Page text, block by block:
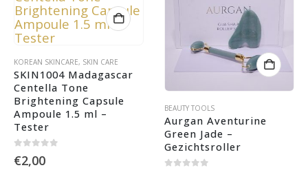
KOREAN SKINCARE, SKIN CARE
SKIN1004 Madagascar
Centella Tone
Brightening Capsule
Ampoule 1.5 ml –
Tester
€2,00
BEAUTY TOOLS
Aurgan Aventurine
Green Jade –
Gezichtsroller